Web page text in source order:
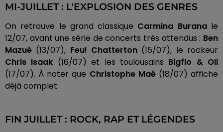
MI-JUILLET : L'EXPLOSION DES GENRES
On retrouve le grand classique Carmina Buranale
12/07, avant une série de concerts très attendus : Ben
Mazué (13/07), Feu! Chatterton (15/07), le rockeur
Chris Isaak (16/07) et les toulousains Bigflo & Oli
(17/07). À noter que Christophe Maé (18/07) affiche
déjà complet.
FIN JUILLET : ROCK, RAP ET LÉGENDES